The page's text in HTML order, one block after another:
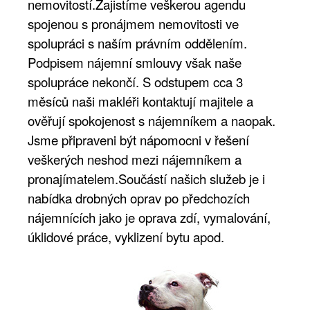
nemovitostí.Zajistíme veškerou agendu
spojenou s pronájmem nemovitosti ve
spolupráci s naším právním oddělením.
Podpisem nájemní smlouvy však naše
spolupráce nekončí. S odstupem cca 3
měsíců naši makléři kontaktují majitele a
ověřují spokojenost s nájemníkem a naopak.
Jsme připraveni být nápomocni v řešení
veškerých neshod mezi nájemníkem a
pronajímatelem.Součástí našich služeb je i
nabídka drobných oprav po předchozích
nájemnících jako je oprava zdí, vymalování,
úklidové práce, vyklizení bytu apod.